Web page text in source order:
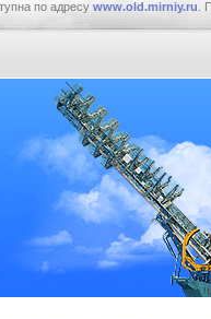
по адресу www.old.mirniy.ru .